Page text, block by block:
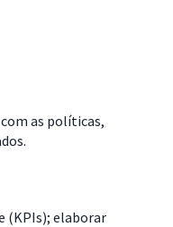
as políticas,
(KPIs); elaborar